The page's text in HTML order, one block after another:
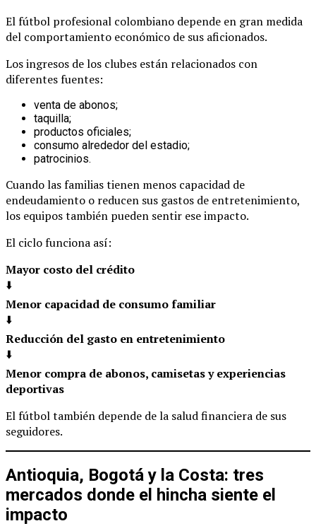
El fútbol profesional colombiano depende en gran medida
del comportamiento económico de sus aficionados.
Los ingresos de los clubes están relacionados con
diferentes fuentes:
venta de abonos;
taquilla;
productos oficiales;
consumo alrededor del estadio;
patrocinios.
Cuando las familias tienen menos capacidad de
endeudamiento o reducen sus gastos de entretenimiento,
los equipos también pueden sentir ese impacto.
El ciclo funciona así:
Mayor costo del crédito
⬇️
Menor capacidad de consumo familiar
⬇️
Reducción del gasto en entretenimiento
⬇️
Menor compra de abonos, camisetas y experiencias
deportivas
El fútbol también depende de la salud financiera de sus
seguidores.
Antioquia, Bogotá y la Costa: tres
mercados donde el hincha siente el
impacto